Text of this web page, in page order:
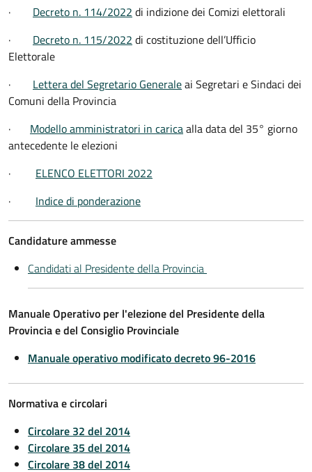
· Decreto n. 114/2022 di indizione dei Comizi elettorali
· Decreto n. 115/2022 di costituzione dell’Ufficio
Elettorale
· Lettera del Segretario Generaleai Segretari e Sindaci dei
Comuni della Provincia
· Modello amministratori in caricaalla data del 35° giorno
antecedente le elezioni
· ELENCO ELETTORI 2022
· Indice di ponderazione
Candidature ammesse
Candidati al Presidente della Provincia
Manuale Operativo per l'elezione del Presidente della
Provincia e del Consiglio Provinciale
Manuale operativo modificato decreto 96-2016
Normativa e circolari
Circolare 32 del 2014
Circolare 35 del 2014
Circolare 38 del 2014